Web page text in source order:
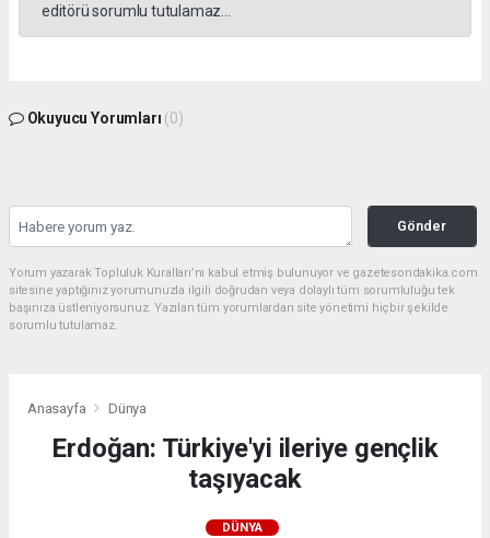
editörü sorumlu tutulamaz...
Okuyucu Yorumları (0)
Gönder
Yorum yazarak Topluluk Kuralları’nı kabul etmiş bulunuyor ve gazetesondakika.com
sitesine yaptığınız yorumunuzla ilgili doğrudan veya dolaylı tüm sorumluluğu tek
başınıza üstleniyorsunuz. Yazılan tüm yorumlardan site yönetimi hiçbir şekilde
sorumlu tutulamaz.
Anasayfa Dünya
Erdoğan: Türkiye'yi ileriye gençlik
taşıyacak
DÜNYA